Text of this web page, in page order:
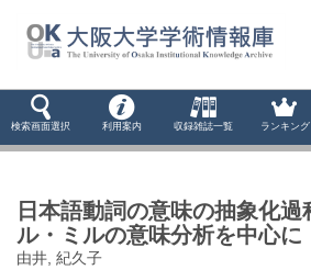
検索画面選択 利用案内 収録雑誌一覧 ランキング
日本語動詞の意味の抽象化
ル・ミルの意味分析を中心に
由井, 紀久子